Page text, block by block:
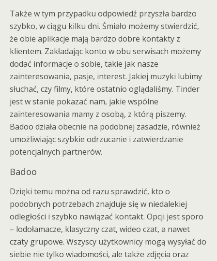
Także w tym przypadku odpowiedź przyszła bardzo
szybko, w ciągu kilku dni. Śmiało możemy stwierdzić,
że obie aplikacje mają bardzo dobre kontakty z
klientem. Zakładając konto w obu serwisach możemy
dodać informacje o sobie, takie jak nasze
zainteresowania, pasje, interest. Jakiej muzyki lubimy
słuchać, czy filmy, które ostatnio oglądaliśmy. Tinder
jest w stanie pokazać nam, jakie wspólne
zainteresowania mamy z osobą, z którą piszemy.
Badoo działa obecnie na podobnej zasadzie, również
umożliwiając szybkie odrzucanie i zatwierdzanie
potencjalnych partnerów.
Badoo
Dzięki temu można od razu sprawdzić, kto o
podobnych potrzebach znajduje się w niedalekiej
odległości i szybko nawiązać kontakt. Opcji jest sporo
– lodołamacze, klasyczny czat, wideo czat, a nawet
czaty grupowe. Wszyscy użytkownicy mogą wysyłać do
siebie nie tylko wiadomości, ale także zdjęcia oraz